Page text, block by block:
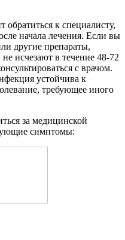
к специалисту,
начала лечения. Если вы
другие препараты,
исчезают в течение 48-72
с врачом.
устойчива к
требующее иного
за медицинской
симптомы: